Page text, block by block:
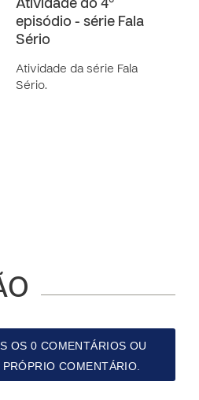
Atividade do 4º
episódio - série Fala
Sério
Atividade da série Fala
Sério.
OS 0 COMENTÁRIOS OU
COMENTÁRIO.